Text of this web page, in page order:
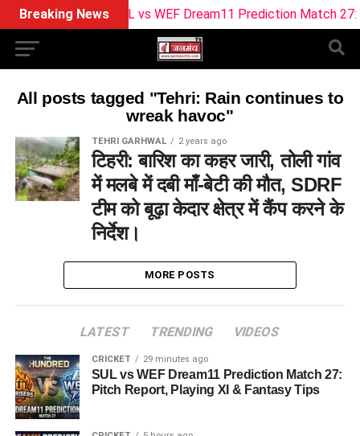
Breaking NewsSUL vs WEF Dream11 Prediction Match 27:
All posts tagged "Tehri: Rain continues to
wreak havoc"
TEHRI GARHWAL 2 years ago
टिहरी: बारिश का कहर जारी, तोली गांव
में मलबे में दबी माँ-बेटी की मौत, SDRF
टीम को बूढ़ा केदार क्षेत्र में कैंप करने के
निर्देश।
MORE POSTS
LATEST TRENDING VIDEOS
CRICKET 29 minutes ago
SUL vs WEF Dream11 Prediction Match 27:
Pitch Report, Playing XI & Fantasy Tips